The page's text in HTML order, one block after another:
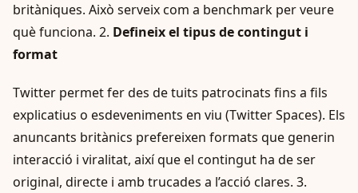
britàniques. Això serveix com a benchmark per veure
què funciona. 2. Defineix el tipus de contingut i
format
Twitter permet fer des de tuits patrocinats fins a fils
explicatius o esdeveniments en viu (Twitter Spaces). Els
anuncants britànics prefereixen formats que generin
interacció i viralitat, així que el contingut ha de ser
original, directe i amb trucades a l’acció clares. 3.